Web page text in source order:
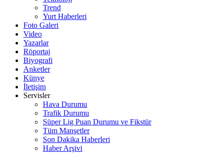
Trend
Yurt Haberleri
Foto Galeri
Video
Yazarlar
Röportaj
Biyografi
Anketler
Künye
İletişim
Servisler
Hava Durumu
Trafik Durumu
Süper Lig Puan Durumu ve Fikstür
Tüm Manşetler
Son Dakika Haberleri
Haber Arşivi